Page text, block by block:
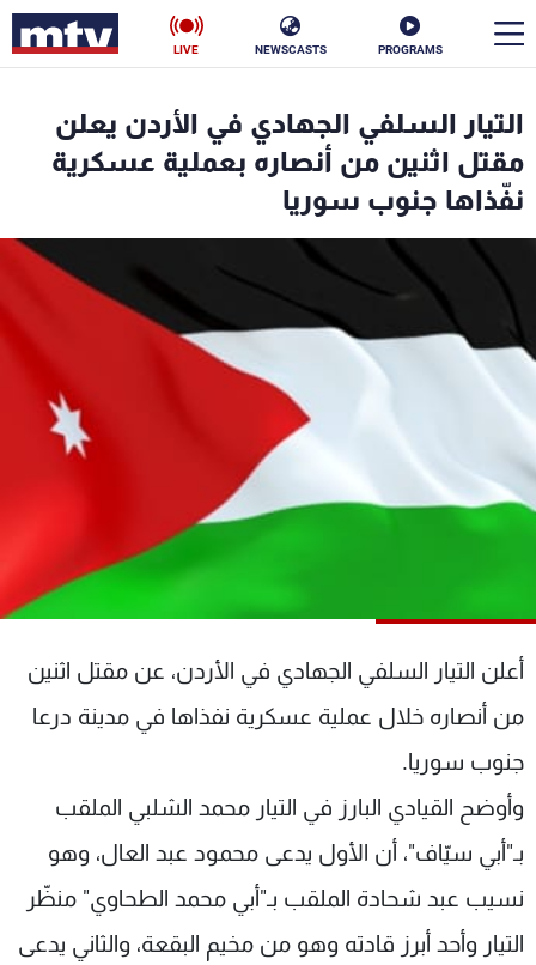
PROGRAMS
NEWSCASTS
LIVE
التيار السلفي الجهادي في الأردن يعلن
مقتل اثنين من أنصاره بعملية عسكرية
نفّذاها جنوب سوريا
أعلن التيار السلفي الجهادي في الأردن، عن مقتل اثنين
من أنصاره خلال عملية عسكرية نفذاها في مدينة درعا
جنوب سوريا.
وأوضح القيادي البارز في التيار محمد الشلبي الملقب
بـ"أبي سيّاف"، أن الأول يدعى محمود عبد العال، وهو
نسيب عبد شحادة الملقب بـ"أبي محمد الطحاوي" منظّر
التيار وأحد أبرز قادته وهو من مخيم البقعة، والثاني يدعى
الأخبار
سياسة
إقتصاد
منوعات رياضة
كأس العالم
البرامج
جدول البرامج
عن MTV
الإنـتـاج
لاعلاناتكم
وظائف
شروط الإسـتخدام